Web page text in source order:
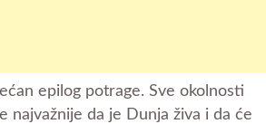
epilog potrage. Sve okolnosti
najvažnije da je Dunja živa i da će